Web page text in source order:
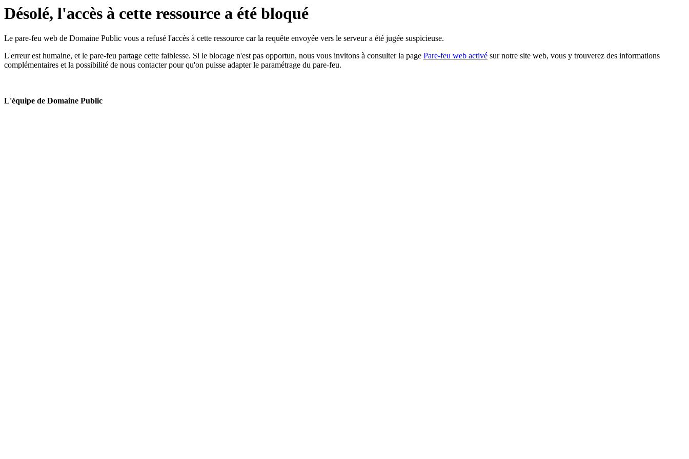
Désolé, l'accès à cette ressource a été bloqué
Le pare-feu web de Domaine Public vous a refusé l'accès à cette ressource car la requête envoyée vers le serveur a été jugée suspicieuse.
L'erreur est humaine, et le pare-feu partage cette faiblesse. Si le blocage n'est pas opportun, nous vous invitons à consulter la page Pare-feu web activé sur notre site web, vous y trouverez des informations
complémentaires et la possibilité de nous contacter pour qu'on puisse adapter le paramétrage du pare-feu.
L'équipe de Domaine Public